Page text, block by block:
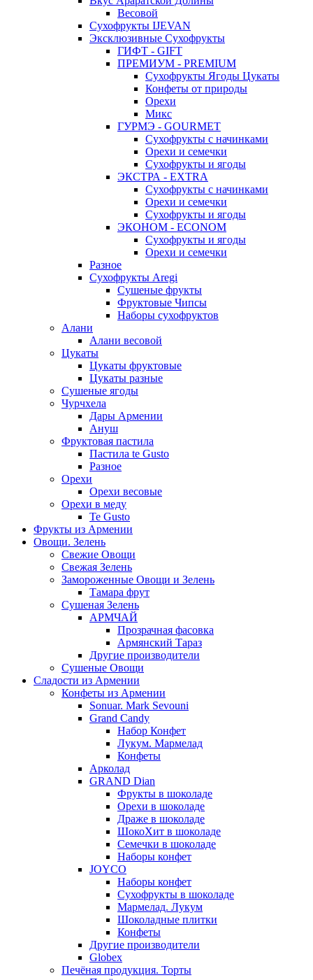
Весовой
Сухофрукты IJEVAN
Эксклюзивные Сухофрукты
ГИФТ - GIFT
ПРЕМИУМ - PREMIUM
Сухофрукты Ягоды Цукаты
Конфеты от природы
Орехи
Микс
ГУРМЭ - GOURMET
Сухофрукты с начинками
Орехи и семечки
Сухофрукты и ягоды
ЭКСТРА - EXTRA
Сухофрукты с начинками
Орехи и семечки
Сухофрукты и ягоды
ЭКОНОМ - ECONOM
Сухофрукты и ягоды
Орехи и семечки
Разное
Сухофрукты Aregi
Сушеные фрукты
Фруктовые Чипсы
Наборы сухофруктов
Алани
Алани весовой
Цукаты
Цукаты фруктовые
Цукаты разные
Сушеные ягоды
Чурчхела
Дары Армении
Ануш
Фруктовая пастила
Пастила te Gusto
Разное
Орехи
Орехи весовые
Орехи в меду
Te Gusto
Фрукты из Армении
Овощи. Зелень
Свежие Овощи
Свежая Зелень
Замороженные Овощи и Зелень
Тамара фрут
Сушеная Зелень
АРМЧАЙ
Прозрачная фасовка
Армянский Тараз
Другие производители
Сушеные Овощи
Сладости из Армении
Конфеты из Армении
Sonuar. Mark Sevouni
Grand Candy
Набор Конфет
Лукум. Мармелад
Конфеты
Арколад
GRAND Dian
Фрукты в шоколаде
Орехи в шоколаде
Драже в шоколаде
ШокоХит в шоколаде
Семечки в шоколаде
Наборы конфет
JOYCO
Наборы конфет
Сухофрукты в шоколаде
Мармелад. Лукум
Шоколадные плитки
Конфеты
Другие производители
Globex
Печёная продукция. Торты